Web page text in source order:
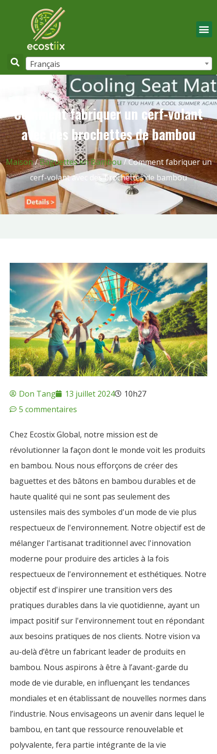
Français
Comment fabriquer un cerf-volant
avec des brochettes de bambou
Maison/Baguettes en Bambou/ Comment fabriquer un
cerf-volant avec des brochettes de bambou
Don Tang 13 juillet 2024
10h27
5 commentaires
Chez Ecostix Global, notre mission est de
révolutionner la façon dont le monde voit les produits
en bambou. Nous nous efforçons de créer des
baguettes et des bâtons en bambou durables et de
haute qualité qui ne sont pas seulement des
ustensiles mais des symboles d'un mode de vie plus
respectueux de l'environnement. Notre objectif est de
mélanger l'artisanat traditionnel avec l'innovation
moderne pour produire des articles à la fois
respectueux de l'environnement et esthétiques. Notre
objectif est d'inspirer une transition vers des
pratiques durables dans la vie quotidienne, ayant un
impact positif sur l'environnement tout en répondant
aux besoins pratiques de nos clients. Notre vision va
au-delà d’être un fabricant leader de produits en
bambou. Nous aspirons à être à l’avant-garde du
mode de vie durable, en influençant les tendances
mondiales et en établissant de nouvelles normes dans
l’industrie. Nous envisageons un avenir dans lequel le
bambou, en tant que ressource renouvelable et
polyvalente, fera partie intégrante de la vie